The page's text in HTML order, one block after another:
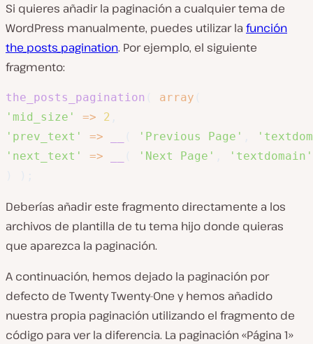
Si quieres añadir la paginación a cualquier tema de
WordPress manualmente, puedes utilizar la función
the_posts_pagination. Por ejemplo, el siguiente
fragmento:
the_posts_pagination array
'mid_size'
=> 2
'prev_text'
=> 'Previous Page'
'next_text'
=> 'Next Page'
'textdomain'
Deberías añadir este fragmento directamente a los
archivos de plantilla de tu tema hijo donde quieras
que aparezca la paginación.
A continuación, hemos dejado la paginación por
defecto de Twenty Twenty-One y hemos añadido
nuestra propia paginación utilizando el fragmento de
código para ver la diferencia. La paginación «Página 1»